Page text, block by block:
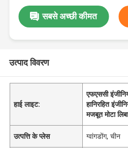
सबसे अच्छी कीमत
उत्पाद विवरण
हाई लाइट:
एफएससी
हानिरहित
मजबूत मोटा
उत्पत्ति के प्लेस ग्वांगडोंग, चीन